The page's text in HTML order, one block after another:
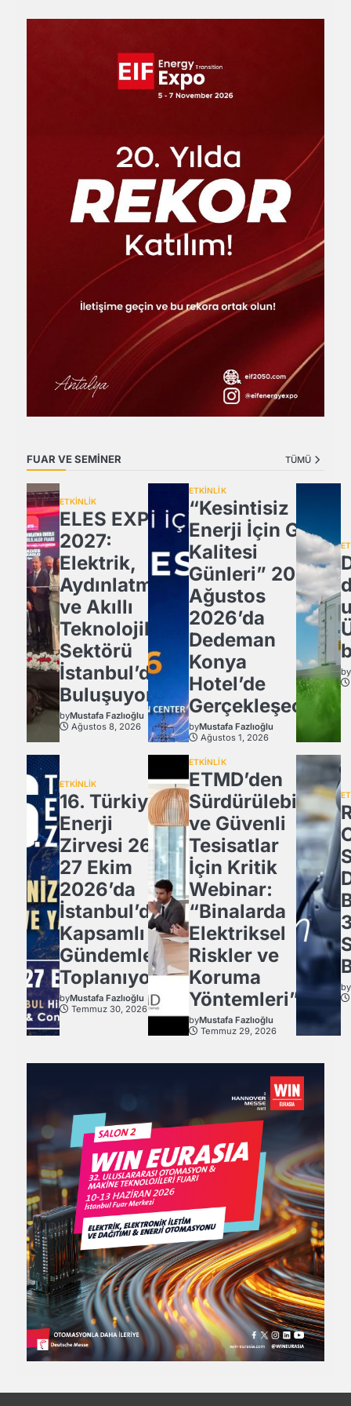
FUAR VE SEMİNER TÜMÜ
ETKİNLİK
ELES EXPO
2027:
Elektrik,
Aydınlatma
ve Akıllı
Teknolojiler
Sektörü
İstanbul’da
Buluşuyor!
byMustafa Fazlıoğlu
Ağustos 8, 2026
ETKİNLİK
“Kesintisiz
Enerji İçin Güç
Kalitesi
Günleri” 20
Ağustos
2026’da
Dedeman
Konya
Hotel’de
Gerçekleşecek
byMustafa Fazlıoğlu
Ağustos 1, 2026
by
ETKİNLİK
16. Türkiye
Enerji
Zirvesi 26-
27 Ekim
2026’da
İstanbul’da
Kapsamlı
Gündemle
Toplanıyor.
byMustafa Fazlıoğlu
Temmuz 30, 2026
ETKİNLİK
ETMD’den
Sürdürülebilir
ve Güvenli
Tesisatlar
İçin Kritik
Webinar:
“Binalarda
Elektriksel
Riskler ve
Koruma
Yöntemleri”
byMustafa Fazlıoğlu
Temmuz 29, 2026
by